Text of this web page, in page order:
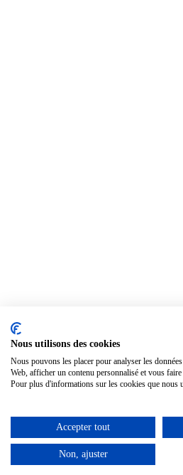
Nous utilisons des cookies
Nous pouvons les placer pour analyser les
Web, afficher un contenu personnalisé et vous
Pour plus d'informations sur les cookies que nous
Accepter tout
Non, ajuster